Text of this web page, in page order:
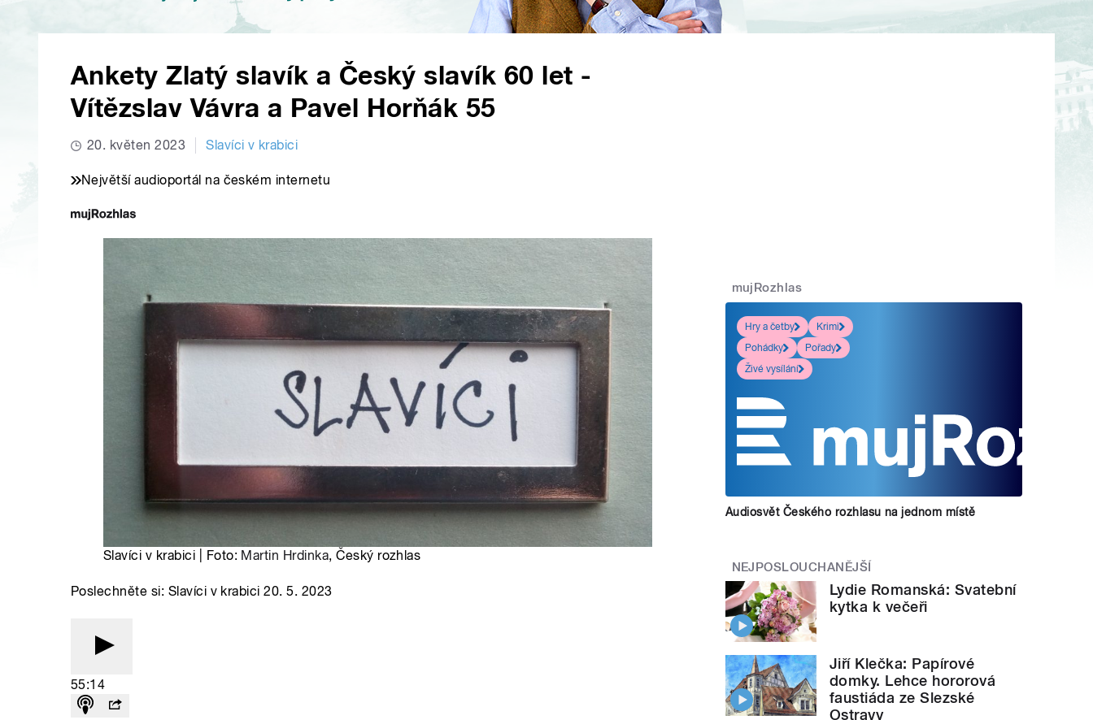
Ankety Zlatý slavík a Český slavík 60 let -
Vítězslav Vávra a Pavel Horňák 55
20. květen 2023 Slavíci v krabici
Největší audioportál na českém internetu
Slavíci v krabici | Foto: Martin Hrdinka, Český rozhlas
Poslechněte si: Slavíci v krabici 20. 5. 2023
55:14
mujRozhlas
Hry a četby
Krimi
Pohádky
Pořady
Živé vysílání
Audiosvět Českého rozhlasu na jednom místě
NEJPOSLOUCHANĚJŠÍ
Lydie Romanská: Svatební
kytka k večeři
Jiří Klečka: Papírové
domky. Lehce hororová
faustiáda ze Slezské
Ostravy